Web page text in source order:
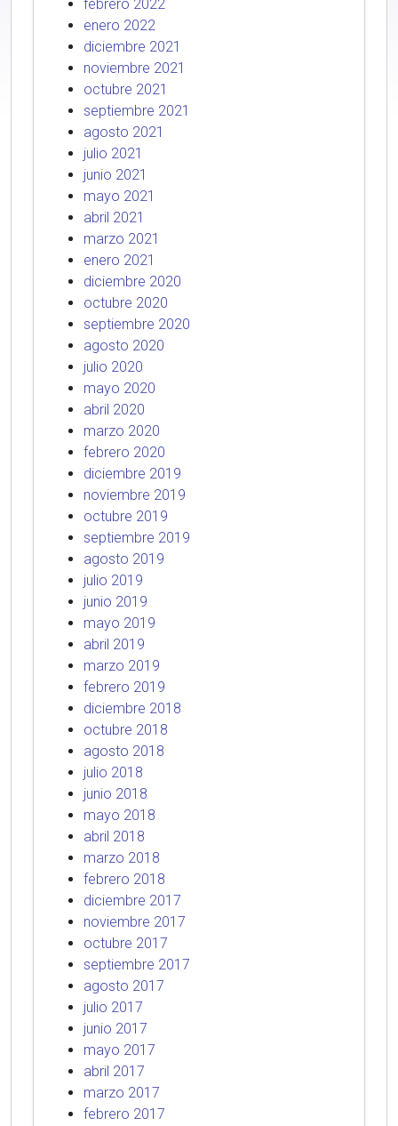
febrero 2022
enero 2022
diciembre 2021
noviembre 2021
octubre 2021
septiembre 2021
agosto 2021
julio 2021
junio 2021
mayo 2021
abril 2021
marzo 2021
enero 2021
diciembre 2020
octubre 2020
septiembre 2020
agosto 2020
julio 2020
mayo 2020
abril 2020
marzo 2020
febrero 2020
diciembre 2019
noviembre 2019
octubre 2019
septiembre 2019
agosto 2019
julio 2019
junio 2019
mayo 2019
abril 2019
marzo 2019
febrero 2019
diciembre 2018
octubre 2018
agosto 2018
julio 2018
junio 2018
mayo 2018
abril 2018
marzo 2018
febrero 2018
diciembre 2017
noviembre 2017
octubre 2017
septiembre 2017
agosto 2017
julio 2017
junio 2017
mayo 2017
abril 2017
marzo 2017
febrero 2017